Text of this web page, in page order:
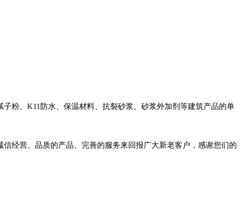
粉、K11防水、保温材料、抗裂砂浆、砂浆外加剂等建筑产品的单
经营、品质的产品、完善的服务来回报广大新老客户，感谢您们的